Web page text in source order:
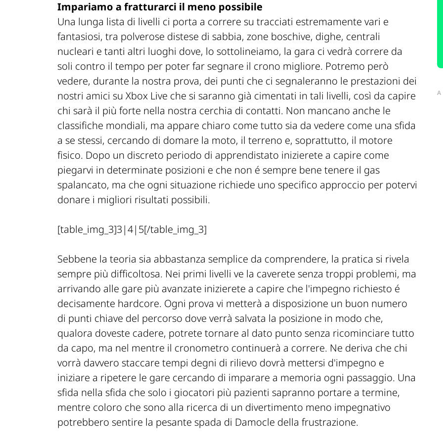
Impariamo a fratturarci il meno possibile
Una lunga lista di livelli ci porta a correre su tracciati estremamente vari e
fantasiosi, tra polverose distese di sabbia, zone boschive, dighe, centrali
nucleari e tanti altri luoghi dove, lo sottolineiamo, la gara ci vedrà correre da
soli contro il tempo per poter far segnare il crono migliore. Potremo però
vedere, durante la nostra prova, dei punti che ci segnaleranno le prestazioni dei
nostri amici su Xbox Live che si saranno già cimentati in tali livelli, così da capire
chi sarà il più forte nella nostra cerchia di contatti. Non mancano anche le
classifiche mondiali, ma appare chiaro come tutto sia da vedere come una sfida
a se stessi, cercando di domare la moto, il terreno e, soprattutto, il motore
fisico. Dopo un discreto periodo di apprendistato inizierete a capire come
piegarvi in determinate posizioni e che non é sempre bene tenere il gas
spalancato, ma che ogni situazione richiede uno specifico approccio per potervi
donare i migliori risultati possibili.
[table_img_3]3|4|5[/table_img_3]
Sebbene la teoria sia abbastanza semplice da comprendere, la pratica si rivela
sempre più difficoltosa. Nei primi livelli ve la caverete senza troppi problemi, ma
arrivando alle gare più avanzate inizierete a capire che l'impegno richiesto é
decisamente hardcore. Ogni prova vi metterà a disposizione un buon numero
di punti chiave del percorso dove verrà salvata la posizione in modo che,
qualora doveste cadere, potrete tornare al dato punto senza ricominciare tutto
da capo, ma nel mentre il cronometro continuerà a correre. Ne deriva che chi
vorrà davvero staccare tempi degni di rilievo dovrà mettersi d'impegno e
iniziare a ripetere le gare cercando di imparare a memoria ogni passaggio. Una
sfida nella sfida che solo i giocatori più pazienti sapranno portare a termine,
mentre coloro che sono alla ricerca di un divertimento meno impegnativo
potrebbero sentire la pesante spada di Damocle della frustrazione.